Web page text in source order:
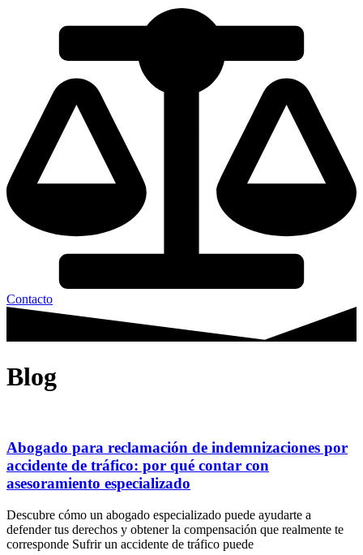
Contacto
Blog
Abogado para reclamación de indemnizaciones por
accidente de tráfico: por qué contar con
asesoramiento especializado
Descubre cómo un abogado especializado puede ayudarte a
defender tus derechos y obtener la compensación que realmente te
corresponde Sufrir un accidente de tráfico puede